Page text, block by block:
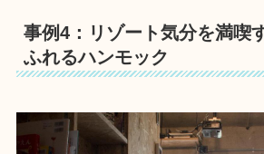
事例4：リゾート気分を満喫
ふれるハンモック